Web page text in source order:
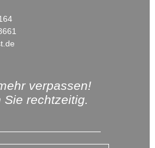
verpassen!
Sie rechtzeitig.